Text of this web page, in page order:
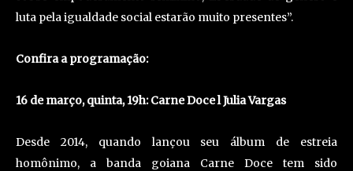
luta pela igualdade social estarão muito presentes”.
Confira a programação:
16 de março, quinta, 19h: Carne Doce l Julia Vargas
Desde 2014, quando lançou seu álbum de estreia
homônimo, a banda goiana Carne Doce tem sido